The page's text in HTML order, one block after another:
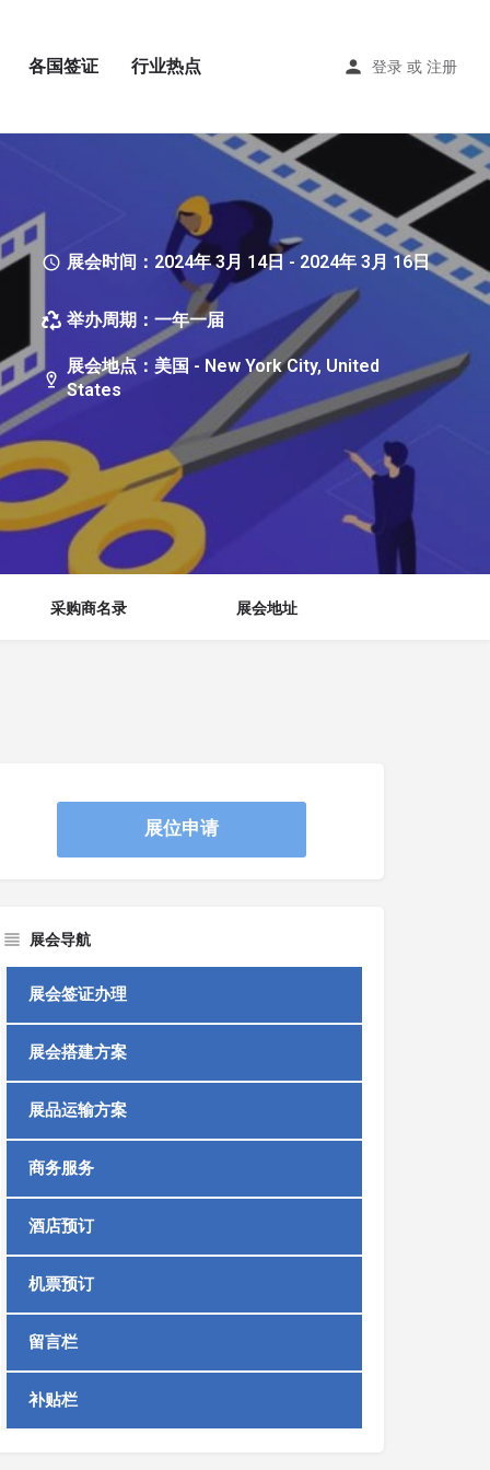
各国签证 行业热点 登录 或 注册
展会时间：2024年 3月 14日 - 2024年 3月 16日
举办周期：一年一届
展会地点：美国 - New York City, United
States
采购商名录 展会地址
展位申请
展会导航
展会签证办理
展会搭建方案
展品运输方案
商务服务
酒店预订
机票预订
留言栏
补贴栏